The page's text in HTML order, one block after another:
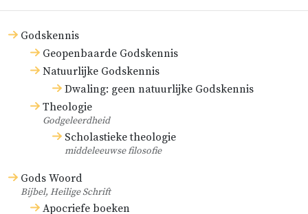
Godskennis
Geopenbaarde Godskennis
Natuurlijke Godskennis
Dwaling: geen natuurlijke Godskennis
Theologie
Godgeleerdheid
Scholastieke theologie
middeleeuwse filosofie
Gods Woord
Bijbel, Heilige Schrift
Apocriefe boeken